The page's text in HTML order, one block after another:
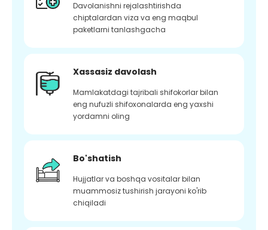
Davolanishni rejalashtirishda
chiptalardan viza va eng maqbul
paketlarni tanlashgacha
Xassasiz davolash
Mamlakatdagi tajribali shifokorlar bilan
eng nufuzli shifoxonalarda eng yaxshi
yordamni oling
Bo'shatish
Hujjatlar va boshqa vositalar bilan
muammosiz tushirish jarayoni ko'rib
chiqiladi